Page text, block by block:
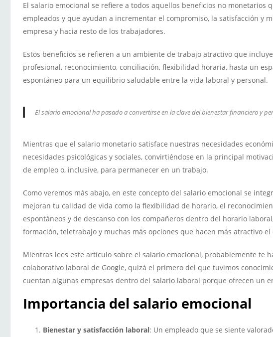
El salario emocional se refiere a todos aquellos beneficios no monetarios
empleados y que ayudan a incrementar el compromiso, la satisfacción y
empresa y hacia resto de los trabajadores.
Estos beneficios se refieren a un ambiente de trabajo atractivo que
profesional, reconocimiento, conciliación, flexibilidad horaria, hasta un
espontáneo para un equilibrio saludable entre la vida laboral y personal.
El salario emocional ha pasado a convertirse en la clave del bienestar financiero y
Mientras que el salario monetario satisface nuestras necesidades
necesidades psicológicas y sociales, convirtiéndose en la principal
de empleo o, inclusive, para permanecer en un trabajo.
Como veremos más abajo, en este concepto del salario emocional se
mejoran tu calidad de vida como la flexibilidad de horario, el
espontáneos y de descanso con los compañeros dentro del horario
formación, teletrabajo y muchas más opciones que hacen más atractivo
Mientras lees este artículo sobre el salario emocional, probablemente te
colaborativo laboral de Google, quizá el primero del que tuvimos
cuentan algunas empresas dentro del salario laboral porque ofrecen un
Importancia del salario emocional
Bienestar y satisfacción laboral: Un empleado que se siente